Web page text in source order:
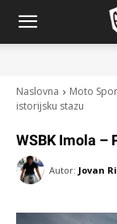
Naslovna Moto
istorijsku stazu
WSBK Imola –
Autor: Jovan